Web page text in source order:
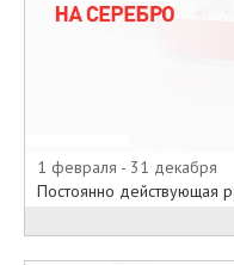
1 февраля - 31 декабря
Постоянно действующая